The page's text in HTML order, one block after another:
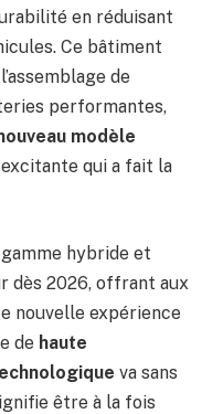
en réduisant
Ce bâtiment
de
performantes,
modèle
qui a fait la
hybride et
dès 2026, offrant aux
nouvelle expérience
de haute
va sans
être à la fois